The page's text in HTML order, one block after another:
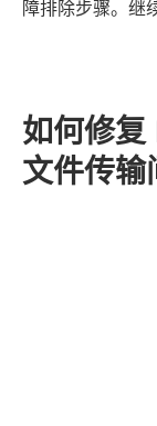
障排除步骤。继
如何修
文件传输